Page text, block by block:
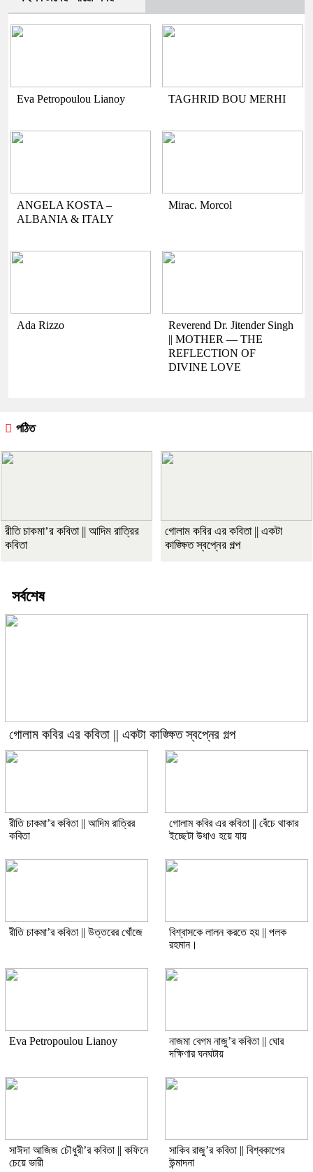
Eva Petropoulou Lianoy TAGHRID BOU MERHI
ANGELA KOSTA –
ALBANIA & ITALY
Mirac. Morcol
Ada Rizzo
Reverend Dr. Jitender Singh
|| MOTHER — THE
REFLECTION OF
DIVINE LOVE
পঠিত
রীতি চাকমা’র কবিতা || আদিম রাত্রির
কবিতা
গোলাম কবির এর কবিতা || একটা
কাঙ্ক্ষিত স্বপ্নের গল্প
সর্বশেষ
গোলাম কবির এর কবিতা || একটা কাঙ্ক্ষিত স্বপ্নের গল্প
রীতি চাকমা’র কবিতা || আদিম রাত্রির
কবিতা
গোলাম কবির এর কবিতা || বেঁচে থাকার
ইচ্ছেটা উধাও হয়ে যায়
রীতি চাকমা’র কবিতা || উত্তরের খোঁজে
বিশ্বাসকে লালন করতে হয় || পলক
রহমান।
Eva Petropoulou Lianoy
নাজমা বেগম নাজু’র কবিতা || ঘোর
দক্ষিণার ঘনঘটায়
সাঈদা আজিজ চৌধুরী’র কবিতা || কফিনে
চেয়ে ভারী
সাকিব রাজু’র কবিতা || বিশ্বকাপের
উন্মাদনা